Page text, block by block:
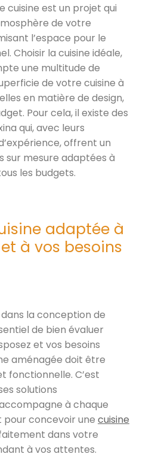
cuisine est un projet qui
de votre
l’espace pour le
Choisir la cuisine idéale,
une multitude de
de votre cuisine à
en matière de design,
Pour cela, il existe des
qui, avec leurs
offrent un
sur mesure adaptées à
les budgets.
adaptée à
à vos besoins
la conception de
de bien évaluer
et vos besoins
aménagée doit être
fonctionnelle. C’est
solutions
à chaque
concevoir une cuisine
dans votre
à vos attentes.